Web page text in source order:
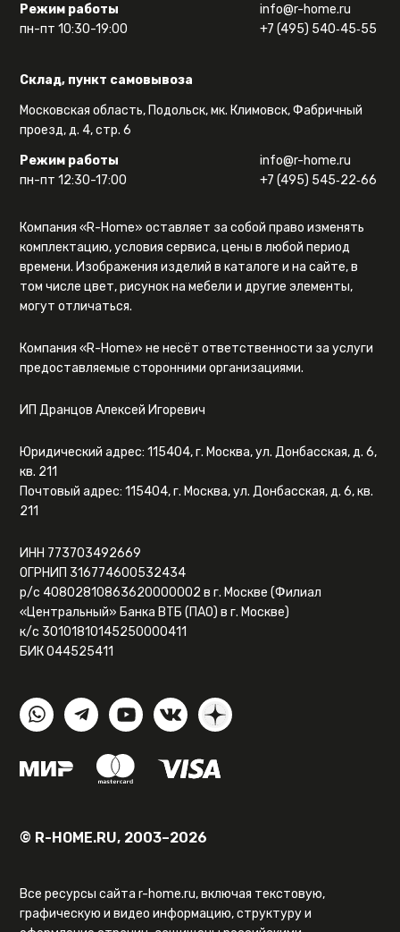
Режим работы
пн-пт 10:30-19:00
info@r-home.ru
+7 (495) 540‑45‑55
Склад, пункт самовывоза
Московская область, Подольск, мк. Климовск, Фабричный
проезд, д. 4, стр. 6
Режим работы
пн-пт 12:30-17:00
info@r-home.ru
+7 (495) 545‑22‑66
Компания «R-Home» оставляет за собой право изменять
комплектацию, условия сервиса, цены в любой период
времени. Изображения изделий в каталоге и на сайте, в
том числе цвет, рисунок на мебели и другие элементы,
могут отличаться.
Компания «R-Home» не несёт ответственности за услуги
предоставляемые сторонними организациями.
ИП Дранцов Алексей Игоревич
Юридический адрес: 115404, г. Москва, ул. Донбасская, д. 6,
кв. 211
Почтовый адрес: 115404, г. Москва, ул. Донбасская, д. 6, кв.
211
ИНН 773703492669
ОГРНИП 316774600532434
р/с 40802810863620000002 в г. Москве (Филиал
«Центральный» Банка ВТБ (ПАО) в г. Москве)
к/с 30101810145250000411
БИК 044525411
© R-HOME.RU, 2003–2026
Все ресурсы сайта r-home.ru, включая текстовую,
графическую и видео информацию, структуру и